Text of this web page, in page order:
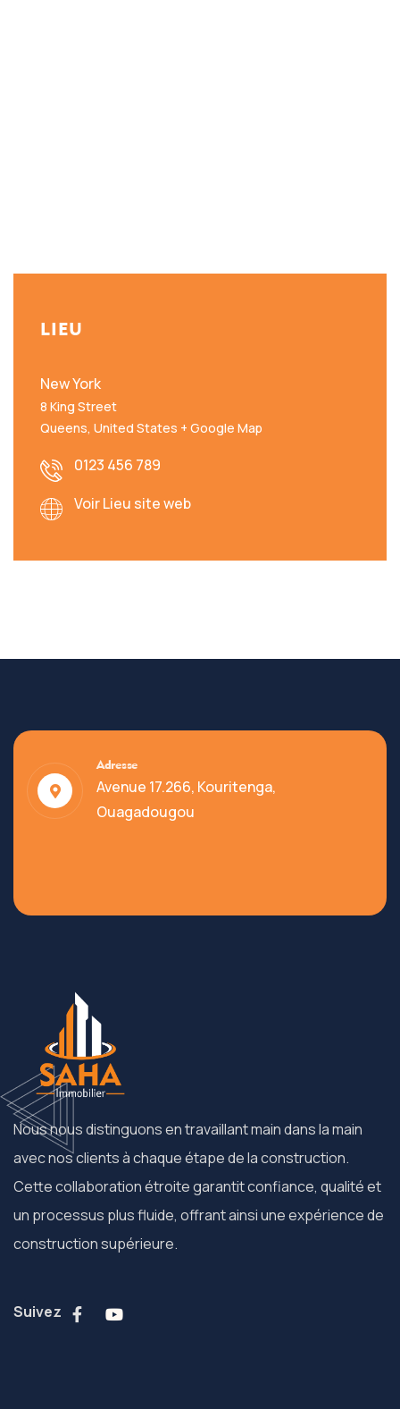
LIEU
New York
8 King Street
Queens, United States + Google Map
0123 456 789
Voir Lieu site web
Adresse
Avenue 17.266, Kouritenga,
Ouagadougou
Nous nous distinguons en travaillant main dans la main
avec nos clients à chaque étape de la construction.
Cette collaboration étroite garantit confiance, qualité et
un processus plus fluide, offrant ainsi une expérience de
construction supérieure.
Suivez